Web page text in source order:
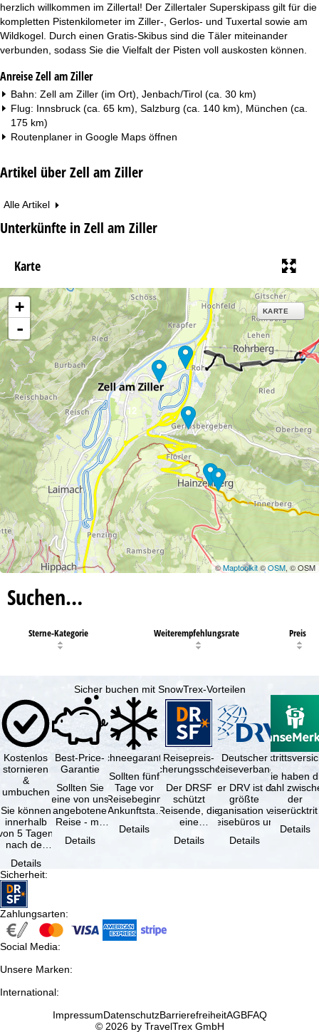
herzlich willkommen im Zillertal! Der Zillertaler Superskipass gilt für die
kompletten Pistenkilometer im Ziller-, Gerlos- und Tuxertal sowie am
Wildkogel. Durch einen Gratis-Skibus sind die Täler miteinander
verbunden, sodass Sie die Vielfalt der Pisten voll auskosten können.
Anreise Zell am Ziller
Bahn: Zell am Ziller (im Ort), Jenbach/Tirol (ca. 30 km)
Flug: Innsbruck (ca. 65 km), Salzburg (ca. 140 km), München (ca.
175 km)
Routenplaner in Google Maps öffnen
Artikel über Zell am Ziller
Alle Artikel
Unterkünfte in Zell am Ziller
Karte
12
+
-
KARTE
©Maptoolkit©OSM, © OSM
Suchen…
Sterne-Kategorie Weiterempfehlungsrate Preis
Sicher buchen mit SnowTrex-Vorteilen
Kostenlos
stornieren
&
umbuchen
Sie können
innerhalb
5 Tagen
nach der
kostenfrei
…
Details
Best-Price-
Garantie
Sollten Sie
eine von uns
angebotene
Reise - mit
Leistung und
Details
Schneegarantie
Sollten fünf
Tage vor
Reisebeginn
(Ankunftstag)
aufgrund von
Schneemangel
Details
Reisepreis-
Sicherungsschein
Der DRSF
schützt
Reisende, die
eine
oder
Details
Deutscher
Reiseverband
Der DRV ist die
größte
Organisation von
Reisebüros und
Reiseveranstaltern
in …
Details
Sie haben
Wahl
der
(inklusive
Details
Sicherheit:
Zahlungsarten:
Social Media:
Unsere Marken:
International:
ImpressumDatenschutzBarrierefreiheitAGBFAQ
© 2026 by TravelTrex GmbH